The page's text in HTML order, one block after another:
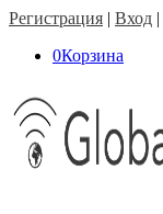
Регистрация | Вход |
0Корзина